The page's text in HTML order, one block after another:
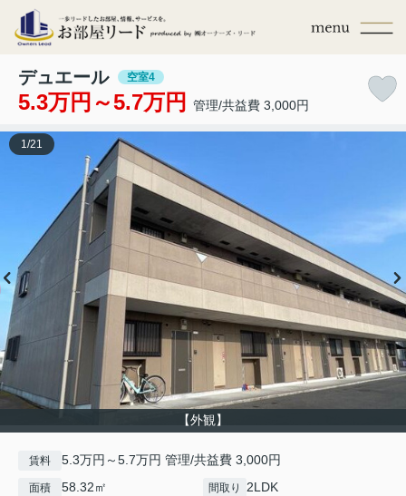
デュエール 空室4
5.3万円～5.7万円 管理/共益費 3,000円
【外観】
1 /21
賃料 5.3万円～5.7万円 管理/共益費 3,000円
面積 58.32㎡ 間取り 2LDK